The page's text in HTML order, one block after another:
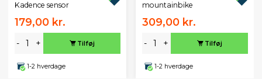
Kadence sensor
179,00 kr.
- + Tilføj
1-2 hverdage
mountainbike
309,00 kr.
- + Tilføj
1-2 hverdage